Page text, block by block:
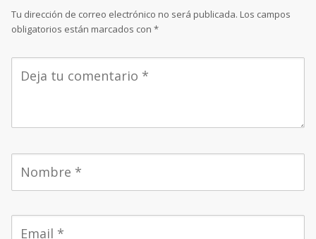
Tu dirección de correo electrónico no será publicada. Los campos
obligatorios están marcados con *